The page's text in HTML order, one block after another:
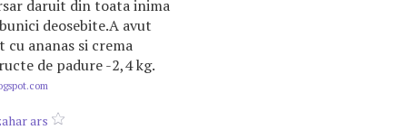
daruit din toata inima
deosebite.A avut
cu ananas si crema
de padure -2,4 kg.
ars